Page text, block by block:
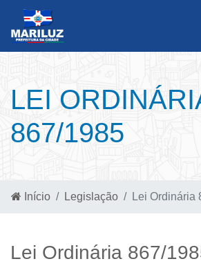
LEI
867/1985
Início Legislação Lei Ordinária
Lei Ordinária 867/